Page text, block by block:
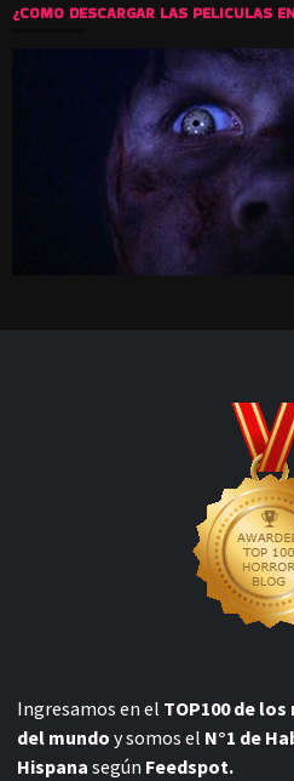
¿COMO DESCARGAR LAS PELICULAS
Ingresamos en el TOP100 de
del mundo y somos el N°1 de
Hispana según Feedspot.